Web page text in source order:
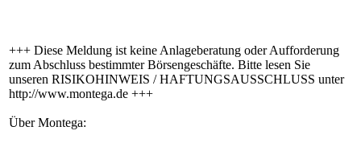
+++ Diese Meldung ist keine Anlageberatung oder Aufforderung
zum Abschluss bestimmter Börsengeschäfte. Bitte lesen Sie
unseren RISIKOHINWEIS / HAFTUNGSAUSSCHLUSS unter
http://www.montega.de +++
Über Montega: